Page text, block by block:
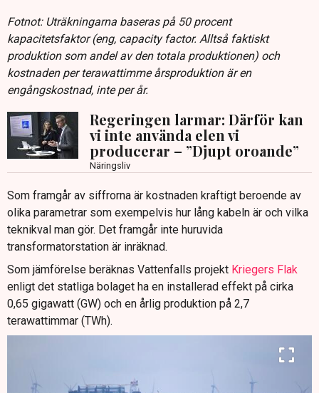
Fotnot: Uträkningarna baseras på 50 procent
kapacitetsfaktor (eng, capacity factor. Alltså faktiskt
produktion som andel av den totala produktionen) och
kostnaden per terawattimme årsproduktion är en
engångskostnad, inte per år.
Regeringen larmar: Därför kan
vi inte använda elen vi
producerar – ”Djupt oroande”
Näringsliv
Som framgår av siffrorna är kostnaden kraftigt beroende av
olika parametrar som exempelvis hur lång kabeln är och vilka
teknikval man gör. Det framgår inte huruvida
transformatorstation är inräknad.
Som jämförelse beräknas Vattenfalls projekt Kriegers Flak
enligt det statliga bolaget ha en installerad effekt på cirka
0,65 gigawatt (GW) och en årlig produktion på 2,7
terawattimmar (TWh).